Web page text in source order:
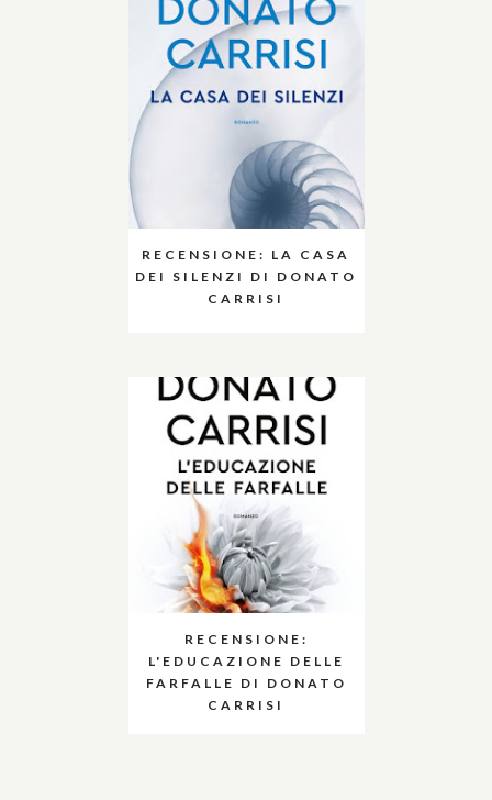
RECENSIONE: LA CASA
DEI SILENZI DI DONATO
CARRISI
RECENSIONE:
L'EDUCAZIONE DELLE
FARFALLE DI DONATO
CARRISI